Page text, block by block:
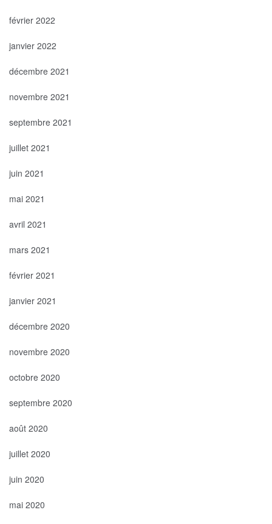
février 2022
janvier 2022
décembre 2021
novembre 2021
septembre 2021
juillet 2021
juin 2021
mai 2021
avril 2021
mars 2021
février 2021
janvier 2021
décembre 2020
novembre 2020
octobre 2020
septembre 2020
août 2020
juillet 2020
juin 2020
mai 2020